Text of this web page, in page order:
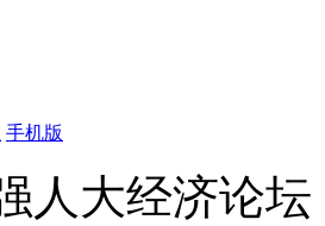
手机版
人大经济论